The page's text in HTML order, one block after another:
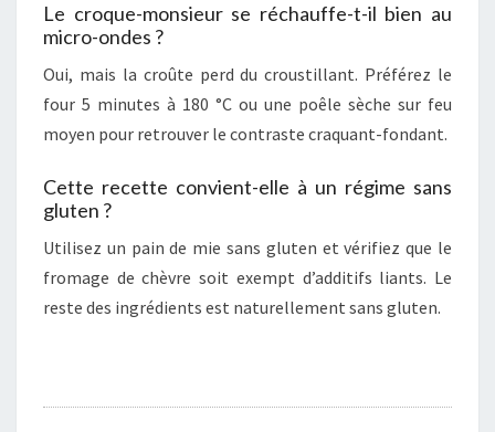
Le croque-monsieur se réchauffe-t-il bien au
micro-ondes ?
Oui, mais la croûte perd du croustillant. Préférez le
four 5 minutes à 180 °C ou une poêle sèche sur feu
moyen pour retrouver le contraste craquant-fondant.
Cette recette convient-elle à un régime sans
gluten ?
Utilisez un pain de mie sans gluten et vérifiez que le
fromage de chèvre soit exempt d’additifs liants. Le
reste des ingrédients est naturellement sans gluten.